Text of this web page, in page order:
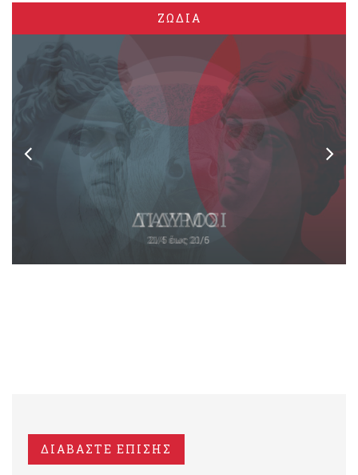
ΖΩΔΙΑ
ΔΙΑΒΑΣΤΕ ΕΠΙΣΗΣ